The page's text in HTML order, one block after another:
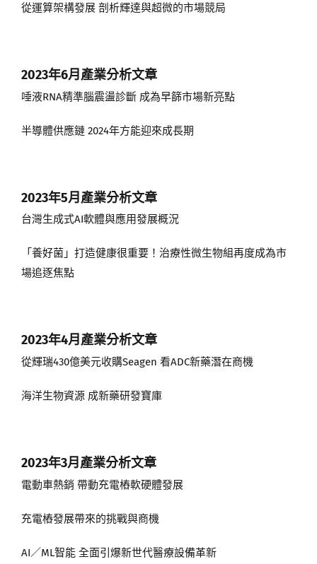
從運算架構發展 剖析輝達與超微的市場競局
2023年6月 產業分析文章
唾液RNA精準腦震盪診斷 成為早篩市場新亮點
半導體供應鏈 2024年方能迎來成長期
2023年5月 產業分析文章
台灣生成式AI軟體與應用發展概況
「養好菌」打造健康很重要！治療性微生物組再度成為市
場追逐焦點
2023年4月 產業分析文章
從輝瑞430億美元收購Seagen 看ADC新藥潛在商機
海洋生物資源 成新藥研發寶庫
2023年3月 產業分析文章
電動車熱銷 帶動充電樁軟硬體發展
充電樁發展帶來的挑戰與商機
AI／ML智能 全面引爆新世代醫療設備革新